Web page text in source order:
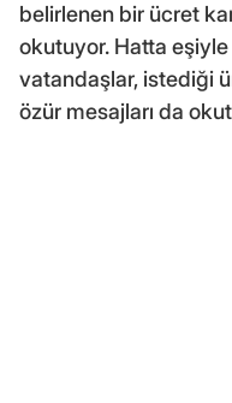
belirlenen bir ücret
okutuyor. Hatta
vatandaşlar, istediği
özür mesajları da